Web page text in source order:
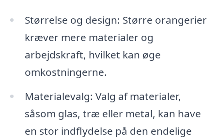
Størrelse og design: Større orangerier
kræver mere materialer og
arbejdskraft, hvilket kan øge
omkostningerne.
Materialevalg: Valg af materialer,
såsom glas, træ eller metal, kan have
en stor indflydelse på den endelige